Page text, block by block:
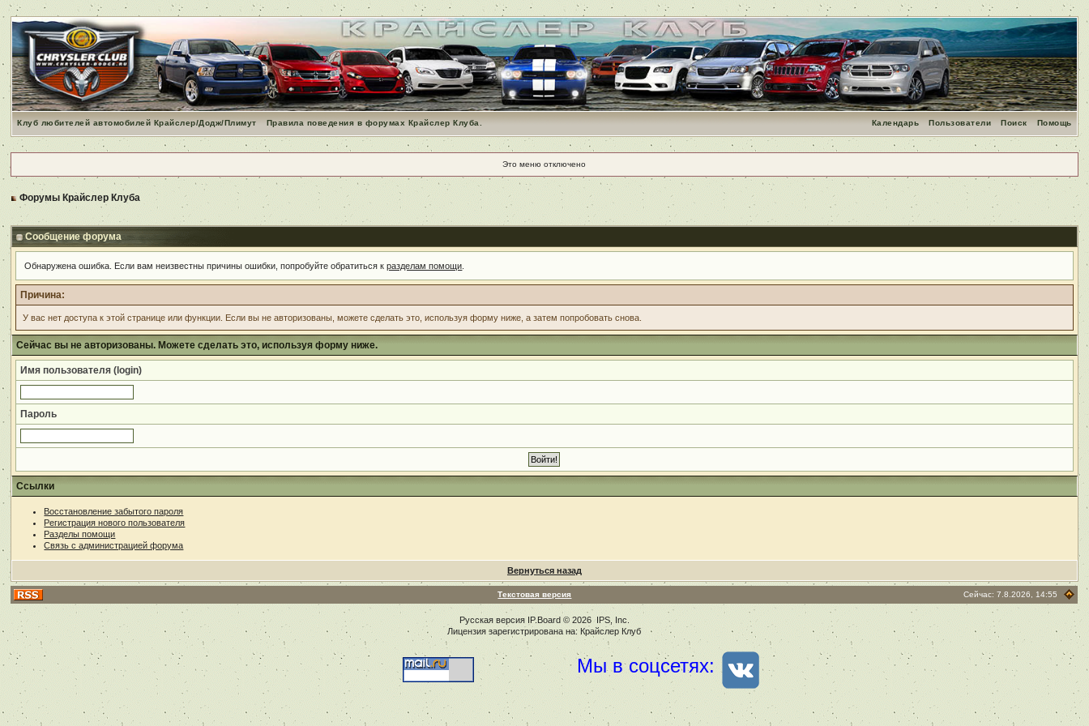
Клуб любителей автомобилей Крайслер/Додж/Плимут Правила поведения в форумах Крайслер Клуба. Помощь
Поиск
Пользователи
Календарь
Это меню отключено
Форумы Крайслер Клуба
Сообщение форума
Обнаружена ошибка. Если вам неизвестны причины ошибки, попробуйте обратиться кразделам помощи
Причина:
У вас нет доступа к этой странице или функции. Если вы не авторизованы, можете сделать это, используя форму ниже, а затем попробовать снова.
Сейчас вы не авторизованы. Можете сделать это, используя форму ниже.
Имя пользователя (login)
Пароль
Ссылки
Восстановление забытого пароля
Регистрация нового пользователя
Разделы помощи
Связь с администрацией форума
Вернуться назад
Текстовая версия Сейчас: 7.8.2026, 14:55
Русская версия IP.Board© 2026IPS, Inc
Лицензия зарегистрирована на: Крайслер Клуб
Мы в соцсетях: